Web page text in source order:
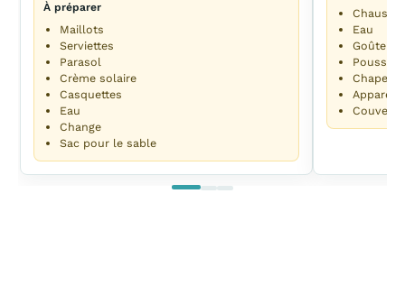
À préparer
Maillots
Serviettes
Parasol
Crème solaire
Casquettes
Eau
Change
Sac pour le sable
Eau
Goûter
Chapeau
Appareil